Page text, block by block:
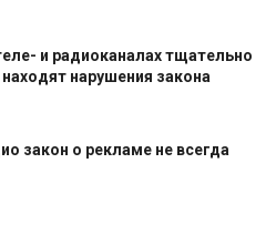
и радиоканалах тщательно
нарушения закона
закон о рекламе не всегда